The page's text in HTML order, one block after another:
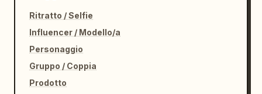
Ritratto / Selfie
Influencer / Modello/a
Personaggio
Gruppo / Coppia
Prodotto